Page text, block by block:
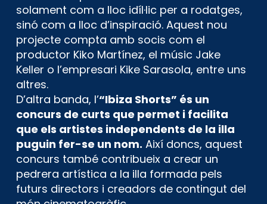
solament com a lloc idíl·lic per a rodatges,
sinó com a lloc d’inspiració. Aquest nou
projecte compta amb socis com el
productor Kiko Martínez, el músic Jake
Keller o l’empresari Kike Sarasola, entre uns
altres.
D’altra banda, l’“Ibiza Shorts” és un
concurs de curts que permet i facilita
que els artistes independents de la illa
puguin fer-se un nom. Així doncs, aquest
concurs també contribueix a crear un
pedrera artística a la illa formada pels
futurs directors i creadors de contingut del